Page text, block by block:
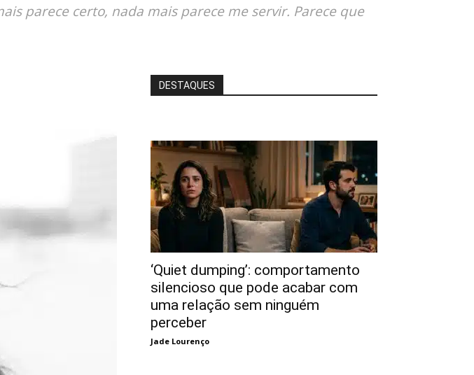
parece certo, nada mais parece me servir. Parece que
DESTAQUES
‘Quiet dumping’: comportamento
silencioso que pode acabar com
uma relação sem ninguém
perceber
Jade Lourenço